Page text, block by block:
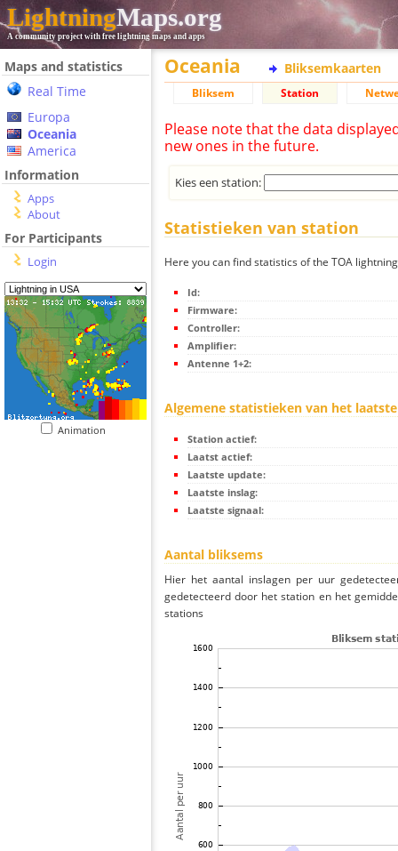
LightningMaps.org
A community project with free lightning maps and apps
Maps and statistics
Real Time
Europa
Oceania
America
Information
Apps
About
For Participants
Login
Animation
Oceania Bliksemkaarten
Bliksem Station
Please note that the data
new ones in the future.
Kies een station:
Statistieken van station
Here you can find statistics of the TOA
Id:
Firmware:
Controller:
Amplifier:
Antenne 1+2:
Algemene statistieken van het
Station actief:
Laatst actief:
Laatste update:
Laatste inslag:
Laatste signaal:
Aantal bliksems
Hier het aantal inslagen per uur
gedetecteerd door het station en het
stations